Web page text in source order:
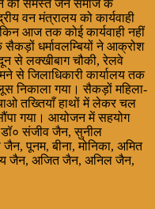
को समस्त जैन समाज के
वन मंत्रालय को कार्यवाही
आज तक कोई कार्यवाही नहीं
धर्मावलम्बियों ने आक्रोश
से लक्खीबाग चौकी, रेलवे
से जिलाधिकारी कार्यालय तक
निकाला गया। सैकड़ों महिला-
तख्तियाँ हाथों में लेकर चल
गया। आयोजन में सहयोग
संजीव जैन, सुनील
पूनम, बीना, मोनिका, अमित
जैन, अजित जैन, अनिल जैन,